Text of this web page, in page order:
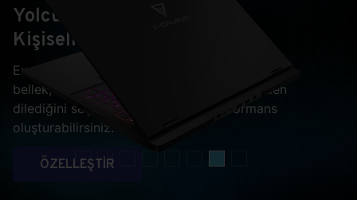
Yolculuğunuzu
Kişiselleştirin
Excalibur G915 ile ekran kartı, işlemci, lisans,
bellek, depolama ve hatta ekran çeşitlerinden
dilediğini seçip kendine özel bir performans
oluşturabilirsiniz.
ÖZELLEŞTİR